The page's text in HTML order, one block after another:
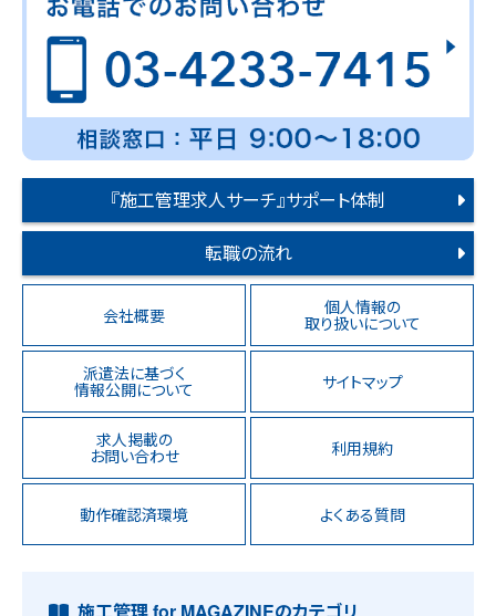
『施工管理求人サーチ』サポート体制
転職の流れ
会社概要 個人情報の
取り扱いについて
派遣法に基づく
情報公開について サイトマップ
求人掲載の
お問い合わせ 利用規約
動作確認済環境 よくある質問